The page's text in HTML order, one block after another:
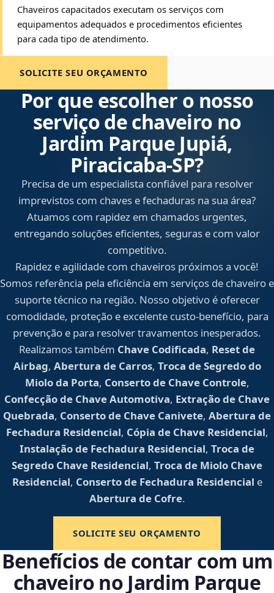
Chaveiros capacitados executam os serviços com
equipamentos adequados e procedimentos eficientes
para cada tipo de atendimento.
SOLICITE SEU ORÇAMENTO
Por que escolher o nosso
serviço de chaveiro no
Jardim Parque Jupiá,
Piracicaba‑SP?
Precisa de um especialista confiável para resolver
imprevistos com chaves e fechaduras na sua área?
Atuamos com rapidez em chamados urgentes,
entregando soluções eficientes, seguras e com valor
competitivo.
Rapidez e agilidade com chaveiros próximos a você!
Somos referência pela eficiência em serviços de chaveiro e
suporte técnico na região. Nosso objetivo é oferecer
comodidade, proteção e excelente custo-benefício, para
prevenção e para resolver travamentos inesperados.
Realizamos também Chave Codificada, Reset de
Airbag, Abertura de Carros, Troca de Segredo do
Miolo da Porta, Conserto de Chave Controle,
Confecção de Chave Automotiva, Extração de Chave
Quebrada, Conserto de Chave Canivete, Abertura de
Fechadura Residencial, Cópia de Chave Residencial,
Instalação de Fechadura Residencial, Troca de
Segredo Chave Residencial, Troca de Miolo Chave
Residencial, Conserto de Fechadura Residencial e
Abertura de Cofre.
SOLICITE SEU ORÇAMENTO
Benefícios de contar com um
chaveiro no Jardim Parque